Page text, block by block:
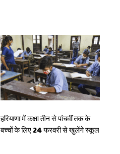
हरियाणा में कक्षा तीन से पांचवीं तक के
बच्चों के लिए 24 फरवरी से खुलेंगे स्कूल